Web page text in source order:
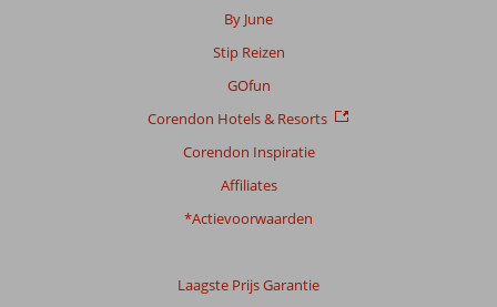
By June
Stip Reizen
GOfun
Corendon Hotels & Resorts
Corendon Inspiratie
Affiliates
*Actievoorwaarden
Laagste Prijs Garantie